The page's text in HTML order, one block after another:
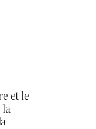
et le